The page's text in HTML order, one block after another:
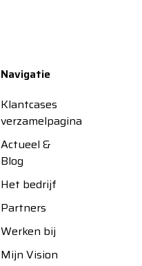
Navigatie
Klantcases
verzamelpagina
Actueel &
Blog
Het bedrijf
Partners
Werken bij
Mijn Vision